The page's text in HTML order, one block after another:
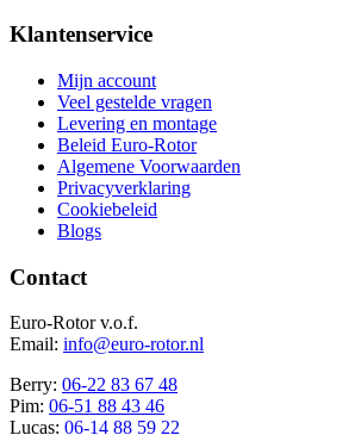
Klantenservice
Mijn account
Veel gestelde vragen
Levering en montage
Beleid Euro-Rotor
Algemene Voorwaarden
Privacyverklaring
Cookiebeleid
Blogs
Contact
Euro-Rotor v.o.f.
Email: info@euro-rotor.nl
Berry: 06-22 83 67 48
Pim: 06-51 88 43 46
Lucas: 06-14 88 59 22